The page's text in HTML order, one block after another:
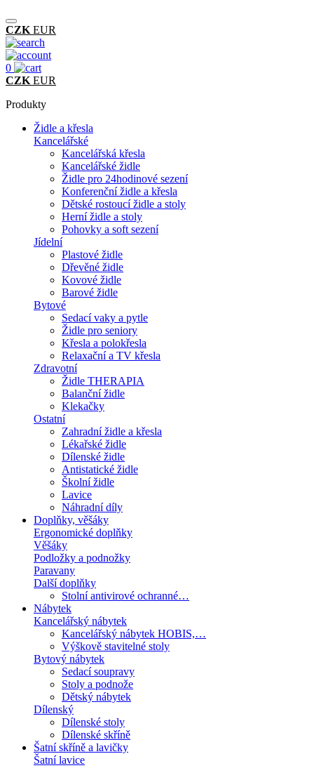
CZK EUR
0
CZK EUR
Produkty
Židle a křesla
Kancelářské
Kancelářská křesla
Kancelářské židle
Židle pro 24hodinové sezení
Konferenční židle a křesla
Dětské rostoucí židle a stoly
Herní židle a stoly
Pohovky a soft sezení
Jídelní
Plastové židle
Dřevěné židle
Kovové židle
Barové židle
Bytové
Sedací vaky a pytle
Židle pro seniory
Křesla a polokřesla
Relaxační a TV křesla
Zdravotní
Židle THERAPIA
Balanční židle
Klekačky
Ostatní
Zahradní židle a křesla
Lékařské židle
Dílenské židle
Antistatické židle
Školní židle
Lavice
Náhradní díly
Doplňky, věšáky
Ergonomické doplňky
Věšáky
Podložky a podnožky
Paravany
Další doplňky
Stolní antivirové ochranné…
Nábytek
Kancelářský nábytek
Kancelářský nábytek HOBIS,…
Výškově stavitelné stoly
Bytový nábytek
Sedací soupravy
Stoly a podnože
Dětský nábytek
Dílenský
Dílenské stoly
Dílenské skříně
Šatní skříně a lavičky
Šatní lavice